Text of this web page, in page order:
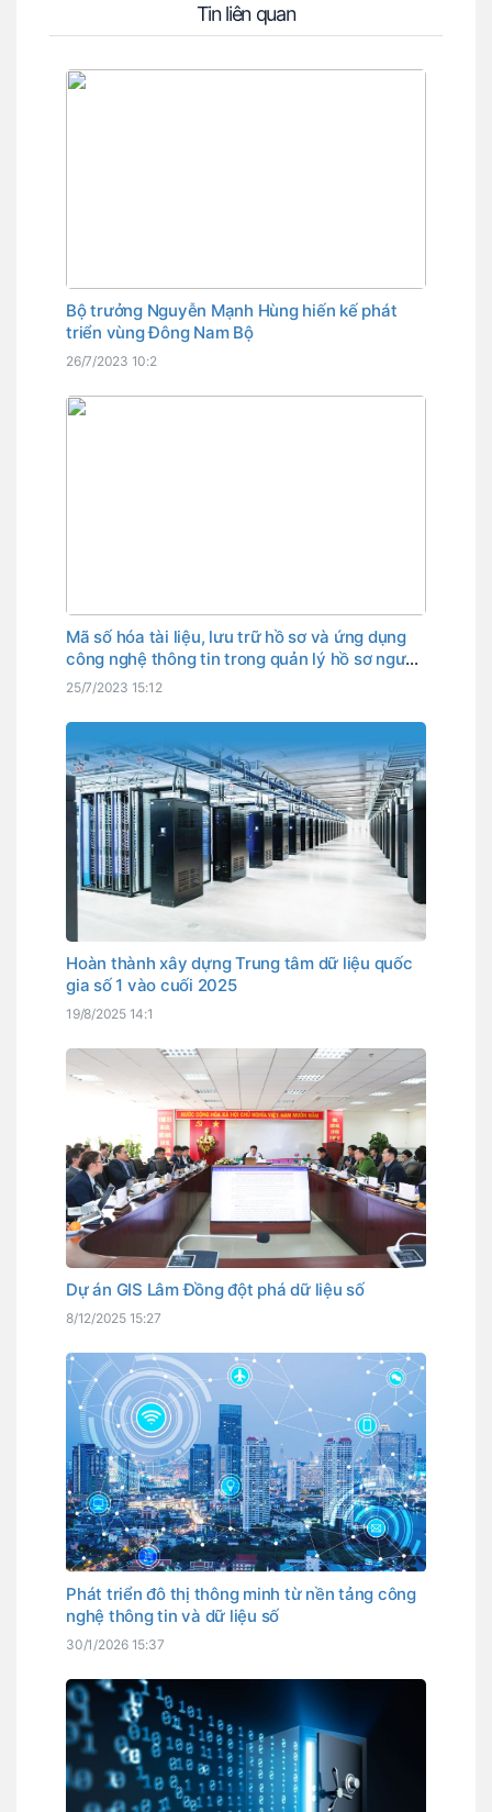
Tin liên quan
Bộ trưởng Nguyễn Mạnh Hùng hiến kế phát
triển vùng Đông Nam Bộ
26/7/2023 10:2
Mã số hóa tài liệu, lưu trữ hồ sơ và ứng dụng
công nghệ thông tin trong quản lý hồ sơ người
25/7/2023 15:12
Hoàn thành xây dựng Trung tâm dữ liệu quốc
gia số 1 vào cuối 2025
19/8/2025 14:1
Dự án GIS Lâm Đồng đột phá dữ liệu số
8/12/2025 15:27
Phát triển đô thị thông minh từ nền tảng công
nghệ thông tin và dữ liệu số
30/1/2026 15:37